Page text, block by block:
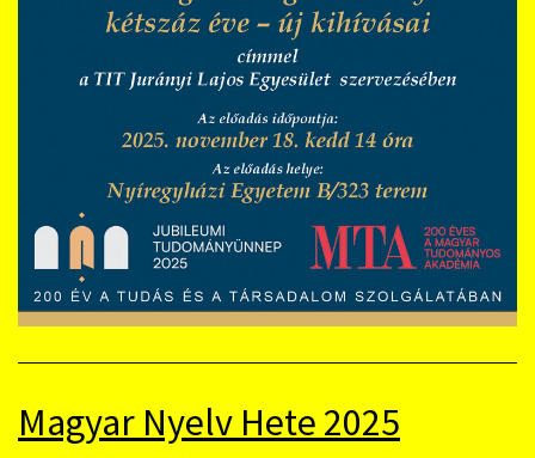
Magyar Nyelv Hete 2025